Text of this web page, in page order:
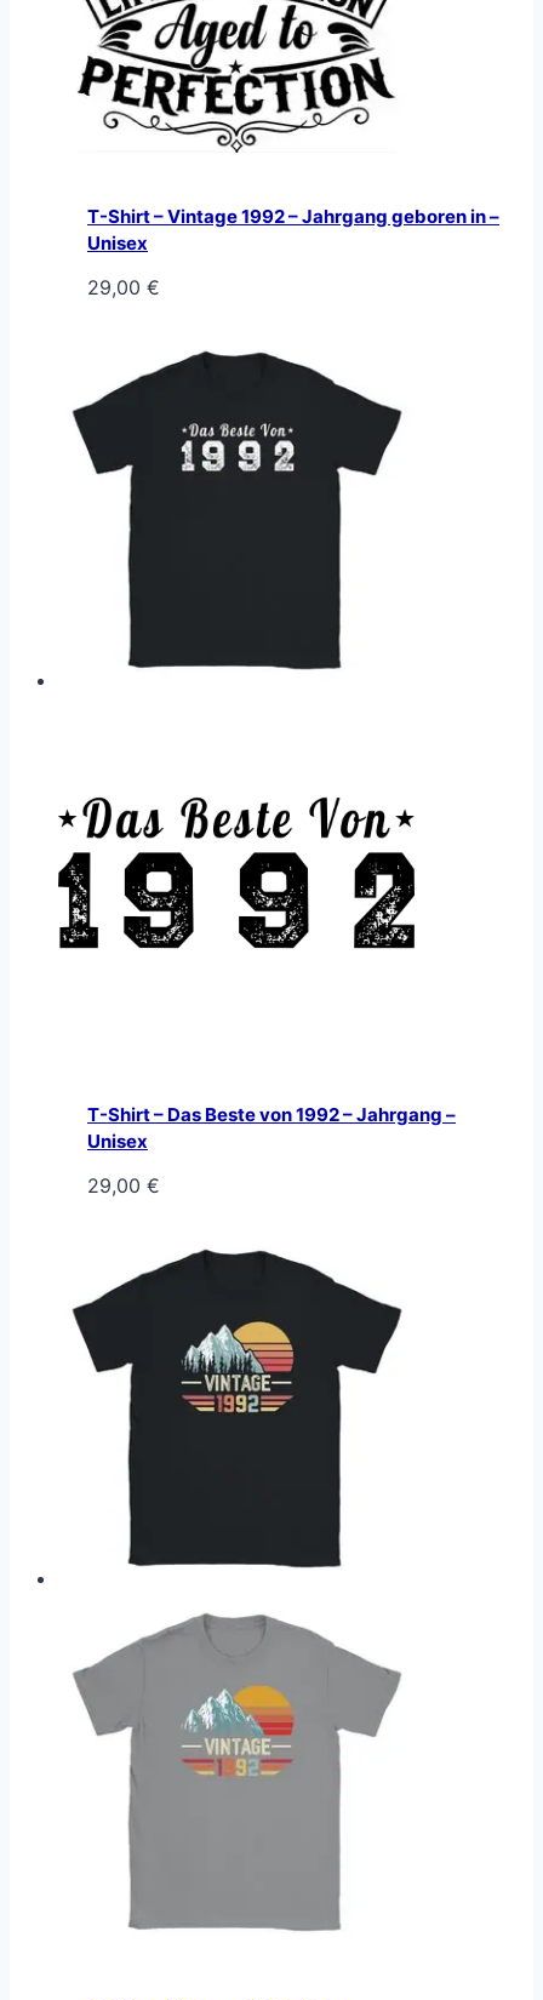
T-Shirt – Vintage 1992 – Jahrgang geboren in –
Unisex
29,00 €
T-Shirt – Das Beste von 1992 – Jahrgang –
Unisex
29,00 €